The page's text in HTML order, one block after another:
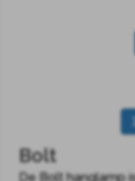
Bolt
De Bolt hanglamp